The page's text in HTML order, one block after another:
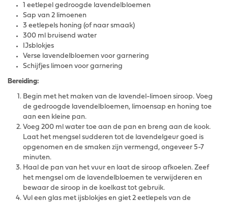
1 eetlepel gedroogde lavendelbloemen
Sap van 2 limoenen
3 eetlepels honing (of naar smaak)
300 ml bruisend water
IJsblokjes
Verse lavendelbloemen voor garnering
Schijfjes limoen voor garnering
Bereiding:
Begin met het maken van de lavendel-limoen siroop. Voeg
de gedroogde lavendelbloemen, limoensap en honing toe
aan een kleine pan.
Voeg 200 ml water toe aan de pan en breng aan de kook.
Laat het mengsel sudderen tot de lavendelgeur goed is
opgenomen en de smaken zijn vermengd, ongeveer 5-7
minuten.
Haal de pan van het vuur en laat de siroop afkoelen. Zeef
het mengsel om de lavendelbloemen te verwijderen en
bewaar de siroop in de koelkast tot gebruik.
Vul een glas met ijsblokjes en giet 2 eetlepels van de